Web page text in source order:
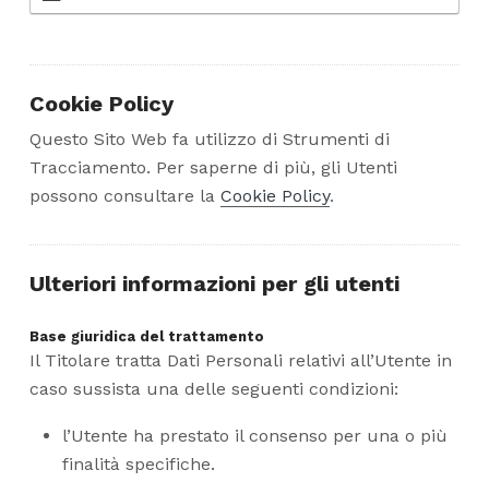
Cookie Policy
Questo Sito Web fa utilizzo di Strumenti di
Tracciamento. Per saperne di più, gli Utenti
possono consultare la Cookie Policy.
Ulteriori informazioni per gli utenti
Base giuridica del trattamento
Il Titolare tratta Dati Personali relativi all’Utente in
caso sussista una delle seguenti condizioni:
l’Utente ha prestato il consenso per una o più
finalità specifiche.